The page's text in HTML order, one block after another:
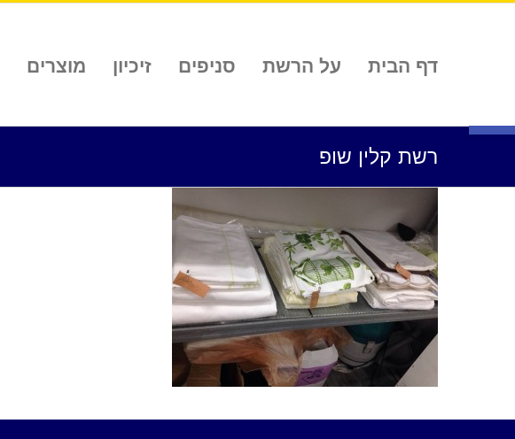
דלג
דף הבית על הרשת סניפים זיכיון מוצרים
רשת קלין שופ